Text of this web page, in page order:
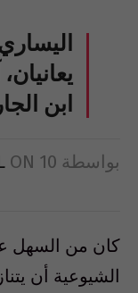
ابن
بواسطة ON 10 أبريل 2010
كان من السهل
الشيوعية أن